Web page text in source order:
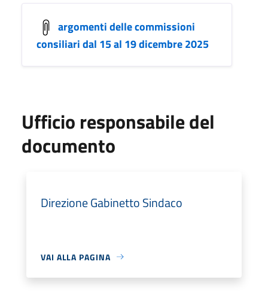
argomenti delle commissioni
consiliari dal 15 al 19 dicembre 2025
Ufficio responsabile del
documento
Direzione Gabinetto Sindaco
VAI ALLA PAGINA